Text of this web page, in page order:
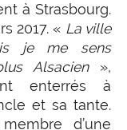
à Strasbourg.
2017. « La ville
je me sens
Alsacien»,
enterrés à
et sa tante.
d’une